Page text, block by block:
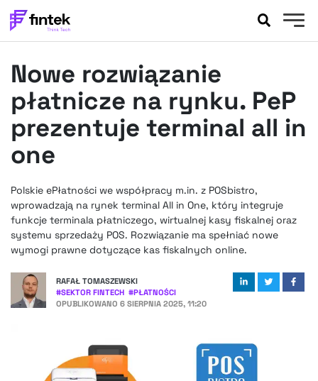
BANKOWOŚĆ
EVENTY
FELIETONY
WYWIADY
LEGAL
FINTEKEXTRA
OKIEM EKSPERTA
Nowe rozwiązanie
płatnicze na rynku. PeP
prezentuje terminal all in
one
Polskie ePłatności we współpracy m.in. z POSbistro,
wprowadzają na rynek terminal All in One, który integruje
funkcje terminala płatniczego, wirtualnej kasy fiskalnej oraz
systemu sprzedaży POS. Rozwiązanie ma spełniać nowe
wymogi prawne dotyczące kas fiskalnych online.
RAFAŁ TOMASZEWSKI
#SEKTOR FINTECH #PŁATNOŚCI
OPUBLIKOWANO 6 SIERPNIA 2025, 11:20